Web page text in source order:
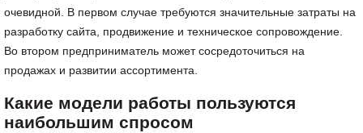
очевидной. В первом случае требуются значительные затраты на
разработку сайта, продвижение и техническое сопровождение.
Во втором предприниматель может сосредоточиться на
продажах и развитии ассортимента.
Какие модели работы пользуются
наибольшим спросом